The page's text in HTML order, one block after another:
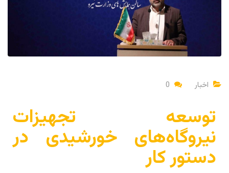
اخبار 0
توسعه تجهیزات
نیروگاه‌های خورشیدی در
دستور کار